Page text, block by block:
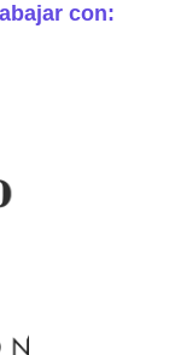
con: